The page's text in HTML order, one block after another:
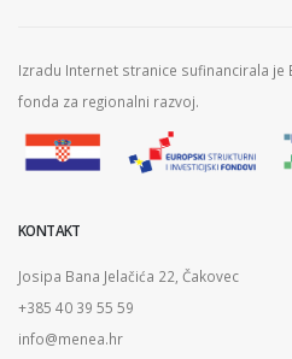
Izradu Internet stranice sufinancirala je
fonda za regionalni razvoj.
KONTAKT
Josipa Bana Jelačića 22, Čakovec
+385 40 39 55 59
info@menea.hr